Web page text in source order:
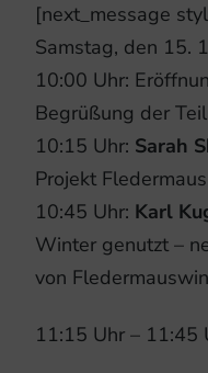
[next_message
Samstag, den 15.
10:00 Uhr:
Begrüßung der
10:15 Uhr: Sarah
Projekt
10:45 Uhr: Karl
Winter genutzt –
von
11:15 Uhr – 11:45